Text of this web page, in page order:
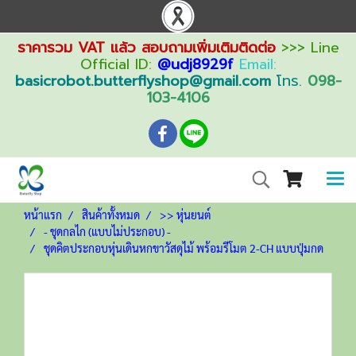
ราคารวม VAT แล้ว สอบถามเพิ่มเติมติดต่อ>>> Line
Official ID: @udj8929f Email:
basicrobot.butterflyshop@gmail.comโทร. 098-
103-4106
หน้าแรก สินค้าทั้งหมด
>> หุ่นยนต์
- ชุดกลไก (แบบไม่ประกอบ) -
ชุดคิตประกอบหุ่นเดินหกขาวัสดุไม้ พร้อมรีโมต 2-CH แบบปุ่มกด